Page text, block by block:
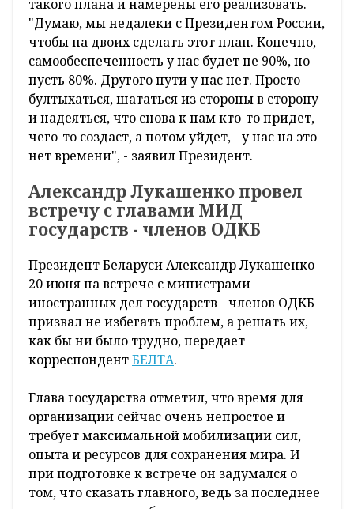
такого плана и намерены его реализовать.
"Думаю, мы недалеки с Президентом России,
чтобы на двоих сделать этот план. Конечно,
самообеспеченность у нас будет не 90%, но
пусть 80%. Другого пути у нас нет. Просто
бултыхаться, шататься из стороны в сторону
и надеяться, что снова к нам кто-то придет,
чего-то создаст, а потом уйдет, - у нас на это
нет времени", - заявил Президент.
Александр Лукашенко провел
встречу с главами МИД
государств - членов ОДКБ
Президент Беларуси Александр Лукашенко
20 июня на встрече с министрами
иностранных дел государств - членов ОДКБ
призвал не избегать проблем, а решать их,
как бы ни было трудно, передает
корреспондентБЕЛТА.
Глава государства отметил, что время для
организации сейчас очень непростое и
требует максимальной мобилизации сил,
опыта и ресурсов для сохранения мира. И
при подготовке к встрече он задумался о
том, что сказать главного, ведь за последнее